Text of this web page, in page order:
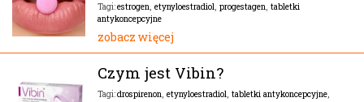
Tagi:estrogen, etynyloestradiol, progestagen, tabletki
antykoncepcyjne
zobacz więcej
Czym jest Vibin?
Tagi:drospirenon, etynyloestradiol, tabletki antykoncepcyjne,